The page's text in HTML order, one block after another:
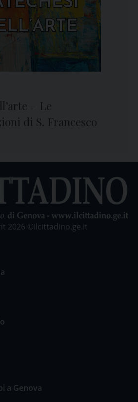
– Le
di S. Francesco
2026 ©ilcittadino.ge.it
a Genova